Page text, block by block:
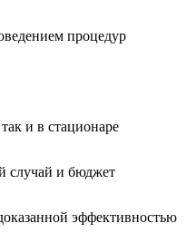
процедур
и в стационаре
случай и бюджет
эффективностью